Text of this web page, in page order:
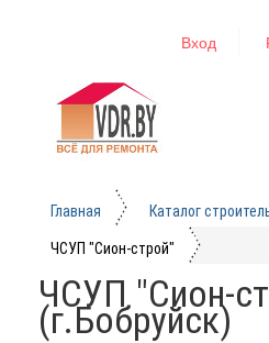
Вход
Главная Каталог
ЧСУП "Сион-строй"
ЧСУП "Сион-
(г.Бобруйск)